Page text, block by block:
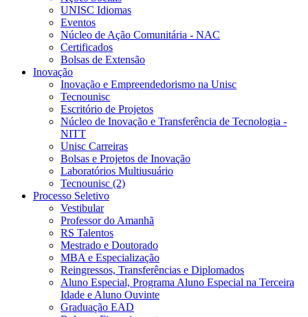
UNISC Idiomas
Eventos
Núcleo de Ação Comunitária - NAC
Certificados
Bolsas de Extensão
Inovação
Inovação e Empreendedorismo na Unisc
Tecnounisc
Escritório de Projetos
Núcleo de Inovação e Transferência de Tecnologia -
NITT
Unisc Carreiras
Bolsas e Projetos de Inovação
Laboratórios Multiusuário
Tecnounisc (2)
Processo Seletivo
Vestibular
Professor do Amanhã
RS Talentos
Mestrado e Doutorado
MBA e Especialização
Reingressos, Transferências e Diplomados
Aluno Especial, Programa Aluno Especial na Terceira
Idade e Aluno Ouvinte
Graduação EAD